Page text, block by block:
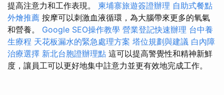
提高注意力和工作表現。 柬埔寨旅遊簽證辦理 自助式餐點
外燴推薦 按摩可以刺激血液循環，為大腦帶來更多的氧氣
和營養。 Google SEO操作教學 營業登記快速辦理 台中養
生療程 天花板漏水的緊急處理方案 塔位規劃與建議 白內障
治療選擇 新北台胞證辦理點 這可以提高警覺性和精神新鮮
度，讓員工可以更好地集中註意力並更有效地完成工作。